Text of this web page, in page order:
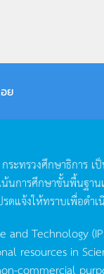
ย
กระทรวงศึกษาธิการ เ
น้นการศึกษาขั้นพื้นฐา
รดแจ้งให้ทราบเพื่อดำ
Technology
resources in
commercial